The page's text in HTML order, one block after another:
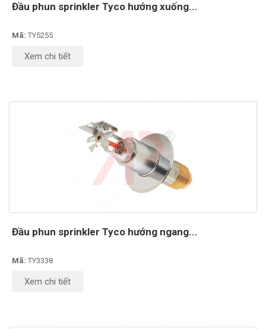
Đầu phun sprinkler Tyco hướng xuống...
Mã: TY5255
Xem chi tiết
Đầu phun sprinkler Tyco hướng ngang...
Mã: TY3338
Xem chi tiết